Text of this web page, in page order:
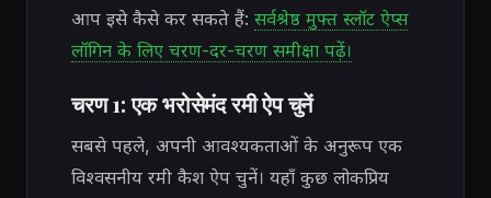
आप इसे कैसे कर सकते हैं: सर्वश्रेष्ठ मुफ्त स्लॉट ऐप्स
लॉगिन के लिए चरण-दर-चरण समीक्षा पढ़ें।
चरण 1: एक भरोसेमंद रमी ऐप चुनें
सबसे पहले, अपनी आवश्यकताओं के अनुरूप एक
विश्वसनीय रमी कैश ऐप चुनें। यहाँ कुछ लोकप्रिय